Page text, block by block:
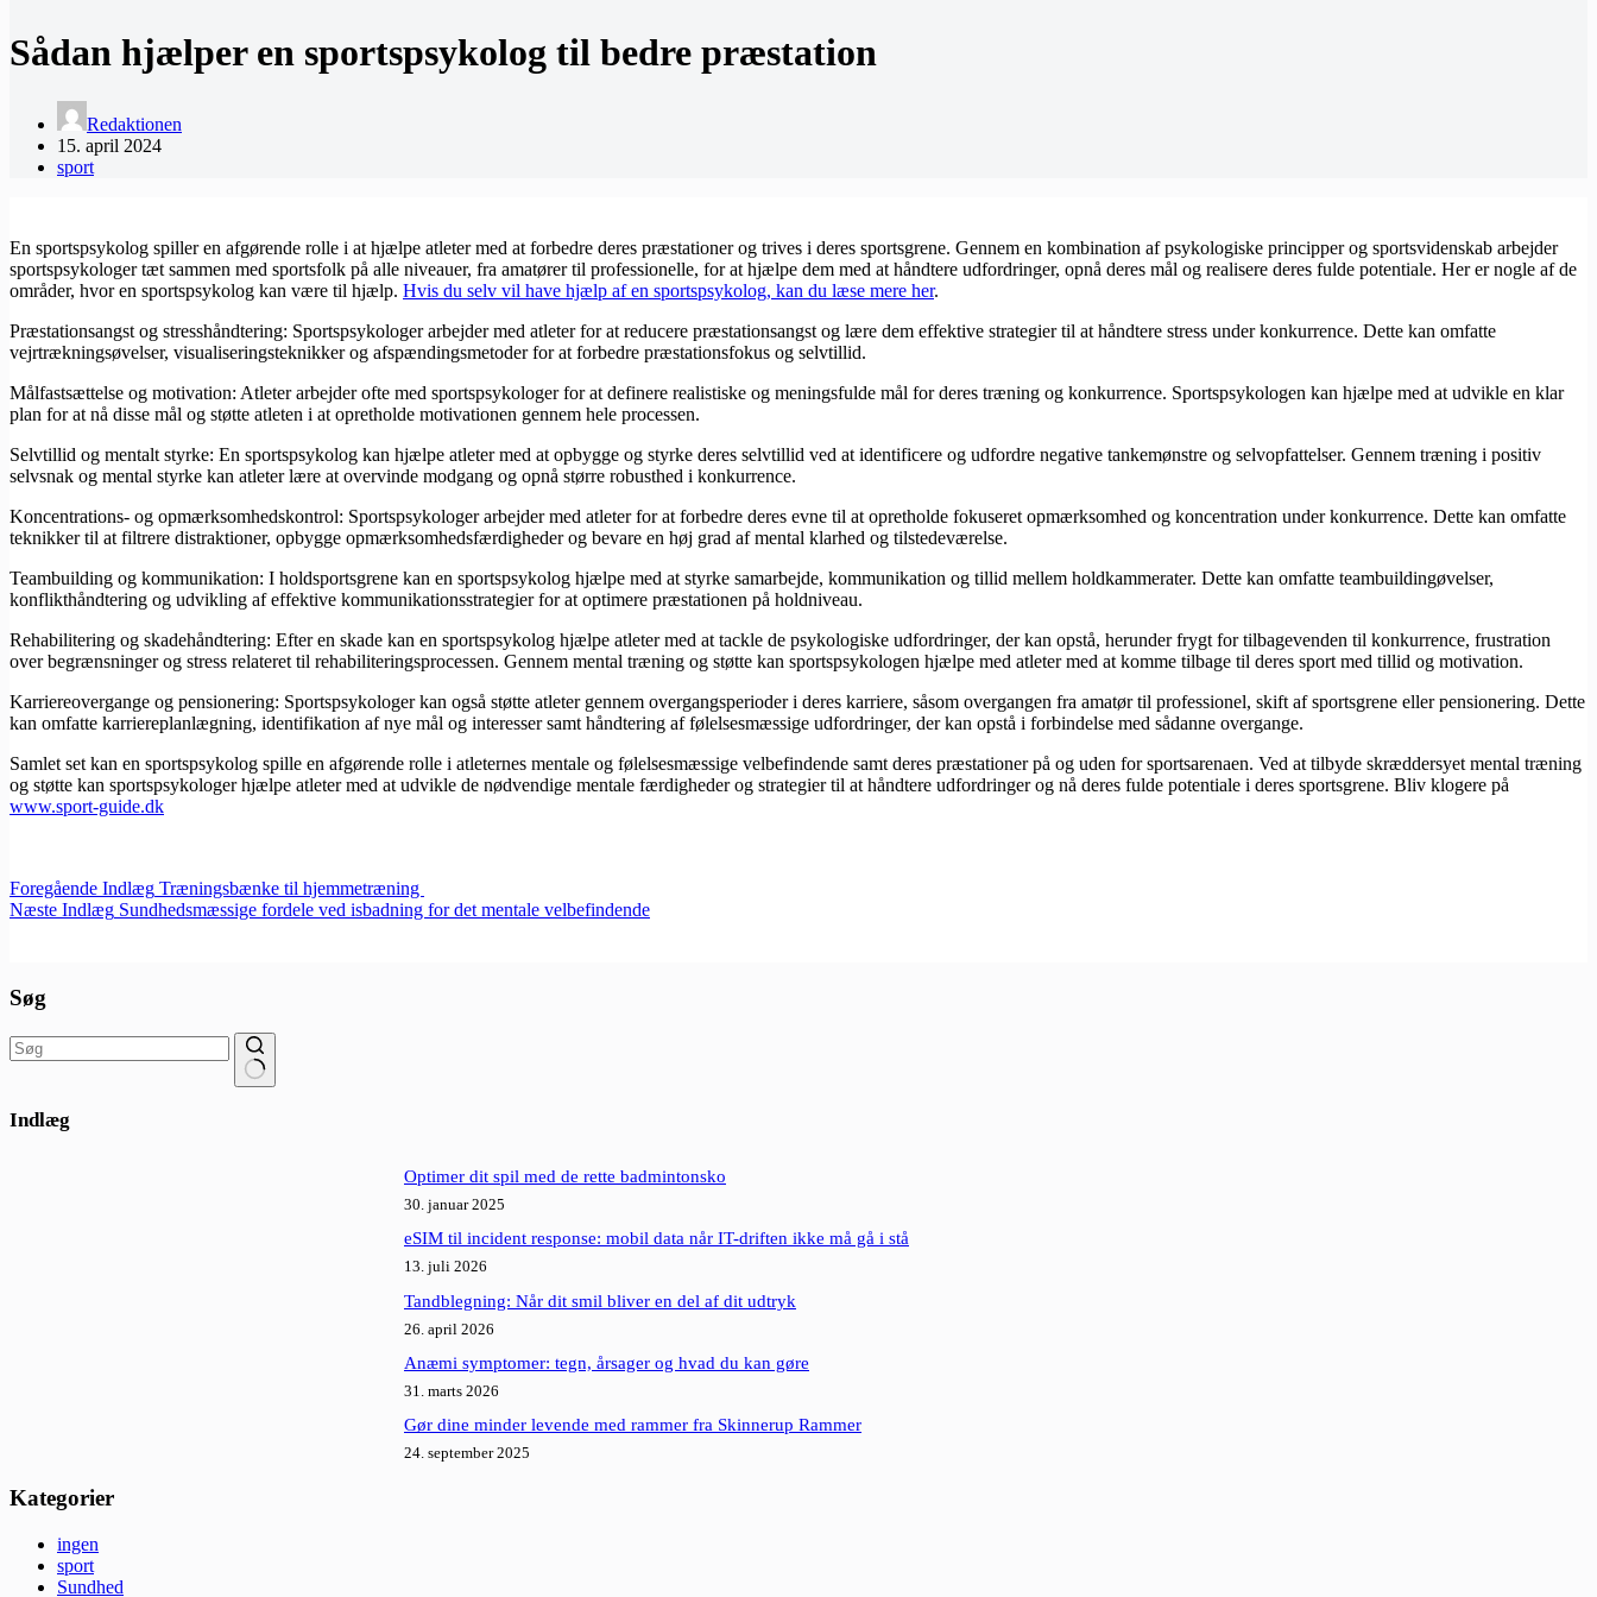
Sådan hjælper en sportspsykolog til bedre præstation
Redaktionen
15. april 2024
sport
En sportspsykolog spiller en afgørende rolle i at hjælpe atleter med at forbedre deres præstationer og trives i deres sportsgrene. Gennem en kombination af psykologiske principper og sportsvidenskab arbejder
sportspsykologer tæt sammen med sportsfolk på alle niveauer, fra amatører til professionelle, for at hjælpe dem med at håndtere udfordringer, opnå deres mål og realisere deres fulde potentiale. Her er nogle af de
områder, hvor en sportspsykolog kan være til hjælp. Hvis du selv vil have hjælp af en sportspsykolog, kan du læse mere her.
Præstationsangst og stresshåndtering: Sportspsykologer arbejder med atleter for at reducere præstationsangst og lære dem effektive strategier til at håndtere stress under konkurrence. Dette kan omfatte
vejrtrækningsøvelser, visualiseringsteknikker og afspændingsmetoder for at forbedre præstationsfokus og selvtillid.
Målfastsættelse og motivation: Atleter arbejder ofte med sportspsykologer for at definere realistiske og meningsfulde mål for deres træning og konkurrence. Sportspsykologen kan hjælpe med at udvikle en klar
plan for at nå disse mål og støtte atleten i at opretholde motivationen gennem hele processen.
Selvtillid og mentalt styrke: En sportspsykolog kan hjælpe atleter med at opbygge og styrke deres selvtillid ved at identificere og udfordre negative tankemønstre og selvopfattelser. Gennem træning i positiv
selvsnak og mental styrke kan atleter lære at overvinde modgang og opnå større robusthed i konkurrence.
Koncentrations- og opmærksomhedskontrol: Sportspsykologer arbejder med atleter for at forbedre deres evne til at opretholde fokuseret opmærksomhed og koncentration under konkurrence. Dette kan omfatte
teknikker til at filtrere distraktioner, opbygge opmærksomhedsfærdigheder og bevare en høj grad af mental klarhed og tilstedeværelse.
Teambuilding og kommunikation: I holdsportsgrene kan en sportspsykolog hjælpe med at styrke samarbejde, kommunikation og tillid mellem holdkammerater. Dette kan omfatte teambuildingøvelser,
konflikthåndtering og udvikling af effektive kommunikationsstrategier for at optimere præstationen på holdniveau.
Rehabilitering og skadehåndtering: Efter en skade kan en sportspsykolog hjælpe atleter med at tackle de psykologiske udfordringer, der kan opstå, herunder frygt for tilbagevenden til konkurrence, frustration
over begrænsninger og stress relateret til rehabiliteringsprocessen. Gennem mental træning og støtte kan sportspsykologen hjælpe med atleter med at komme tilbage til deres sport med tillid og motivation.
Karriereovergange og pensionering: Sportspsykologer kan også støtte atleter gennem overgangsperioder i deres karriere, såsom overgangen fra amatør til professionel, skift af sportsgrene eller pensionering. Dette
kan omfatte karriereplanlægning, identifikation af nye mål og interesser samt håndtering af følelsesmæssige udfordringer, der kan opstå i forbindelse med sådanne overgange.
Samlet set kan en sportspsykolog spille en afgørende rolle i atleternes mentale og følelsesmæssige velbefindende samt deres præstationer på og uden for sportsarenaen. Ved at tilbyde skræddersyet mental træning
og støtte kan sportspsykologer hjælpe atleter med at udvikle de nødvendige mentale færdigheder og strategier til at håndtere udfordringer og nå deres fulde potentiale i deres sportsgrene. Bliv klogere på
www.sport-guide.dk
Foregående Indlæg Træningsbænke til hjemmetræning
Næste Indlæg Sundhedsmæssige fordele ved isbadning for det mentale velbefindende
Søg
resultater
Indlæg
Optimer dit spil med de rette badmintonsko
30. januar 2025
eSIM til incident response: mobil data når IT-driften ikke må gå i stå
13. juli 2026
Tandblegning: Når dit smil bliver en del af dit udtryk
26. april 2026
Anæmi symptomer: tegn, årsager og hvad du kan gøre
31. marts 2026
Gør dine minder levende med rammer fra Skinnerup Rammer
24. september 2025
Kategorier
ingen
sport
Sundhed